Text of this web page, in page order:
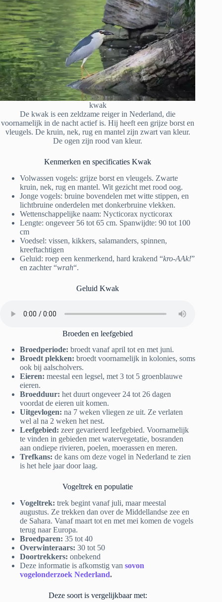
kwak
De kwak is een zeldzame reiger in Nederland, die
voornamelijk in de nacht actief is. Hij heeft een grijze borst en
vleugels. De kruin, nek, rug en mantel zijn zwart van kleur.
De ogen zijn rood van kleur.
Kenmerken en specificaties Kwak
Volwassen vogels: grijze borst en vleugels. Zwarte
kruin, nek, rug en mantel. Wit gezicht met rood oog.
Jonge vogels: bruine bovendelen met witte stippen, en
lichtbruine onderdelen met donkerbruine vlekken.
Wettenschappelijke naam: Nycticorax nycticorax
Lengte: ongeveer 56 tot 65 cm. Spanwijdte: 90 tot 100
cm
Voedsel: vissen, kikkers, salamanders, spinnen,
kreeftachtigen
Geluid: roep een kenmerkend, hard krakend “kro-AAk!”
en zachter “wrah“.
Geluid Kwak
Broeden en leefgebied
Broedperiode: broedt vanaf april tot en met juni.
Broedt plekken: broedt voornamelijk in kolonies, soms
ook bij aalscholvers.
Eieren: meestal een legsel, met 3 tot 5 groenblauwe
eieren.
Broedduur: het duurt ongeveer 24 tot 26 dagen
voordat de eieren uit komen.
Uitgevlogen: na 7 weken vliegen ze uit. Ze verlaten
wel al na 2 weken het nest.
Leefgebied: zeer gevarieerd leefgebied. Voornamelijk
te vinden in gebieden met watervegetatie, bosranden
aan ondiepe rivieren, poelen, moerassen en meren.
Trefkans: de kans om deze vogel in Nederland te zien
is het hele jaar door laag.
Vogeltrek en populatie
Vogeltrek: trek begint vanaf juli, maar meestal
augustus. Ze trekken dan over de Middellandse zee en
de Sahara. Vanaf maart tot en met mei komen de vogels
terug naar Europa.
Broedparen: 35 tot 40
Overwinteraars: 30 tot 50
Doortrekkers: onbekend
Deze informatie is afkomstig van sovon
vogelonderzoek Nederland.
Deze soort is vergelijkbaar met: